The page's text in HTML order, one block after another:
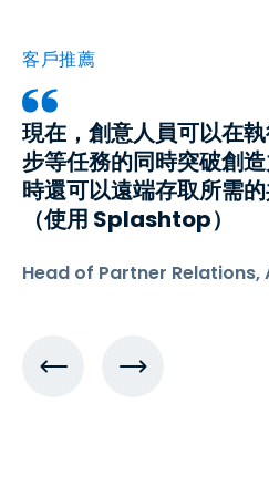
客戶推薦
現在，創意人員可以在
步等任務的同時突破創
時還可以遠端存取所需
（使用 Splashtop）
Head of Partner Relations,